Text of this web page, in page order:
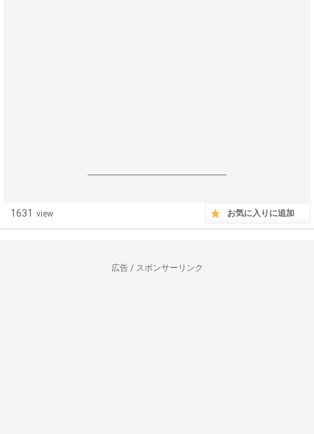
------------------------------------------------------------------
1631 view お気に入りに追加
広告 / スポンサーリンク